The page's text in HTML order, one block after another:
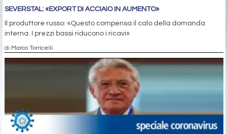
SEVERSTAL: «EXPORT DI ACCIAIO IN AUMENTO»
Il produttore russo: «Questo compensa il calo della domanda
interna. I prezzi bassi riducono i ricavi»
di Marco Torricelli